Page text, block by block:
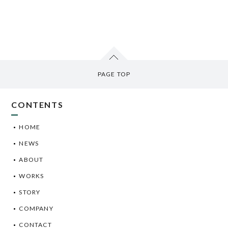
PAGE TOP
CONTENTS
HOME
NEWS
ABOUT
WORKS
STORY
COMPANY
CONTACT